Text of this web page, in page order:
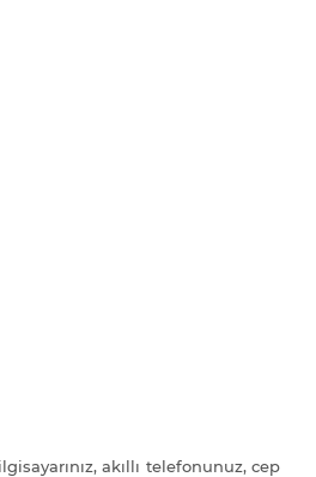
akıllı telefonunuz, cep